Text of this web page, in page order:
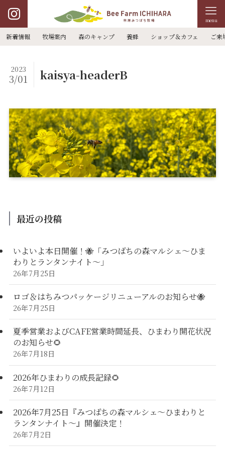
menu
新着情報 牧場案内 森のキャンプ 養蜂 ショップ＆カフェ ご来
kaisya-headerB
2023
3/01
最近の投稿
いよいよ本日開催！🐝「みつばちの森マルシェ〜ひま
わりとランタンナイト〜」
26年7月25日
ロゴ＆はちみつパッケージリニューアルのお知らせ🐝
26年7月25日
夏季営業およびCAFE営業時間延長、ひまわり開花状況
のお知らせ🌻
26年7月18日
2026年ひまわりの成長記録🌻
26年7月12日
2026年7月25日『みつばちの森マルシェ～ひまわりと
ランタンナイト～』開催決定！
26年7月2日